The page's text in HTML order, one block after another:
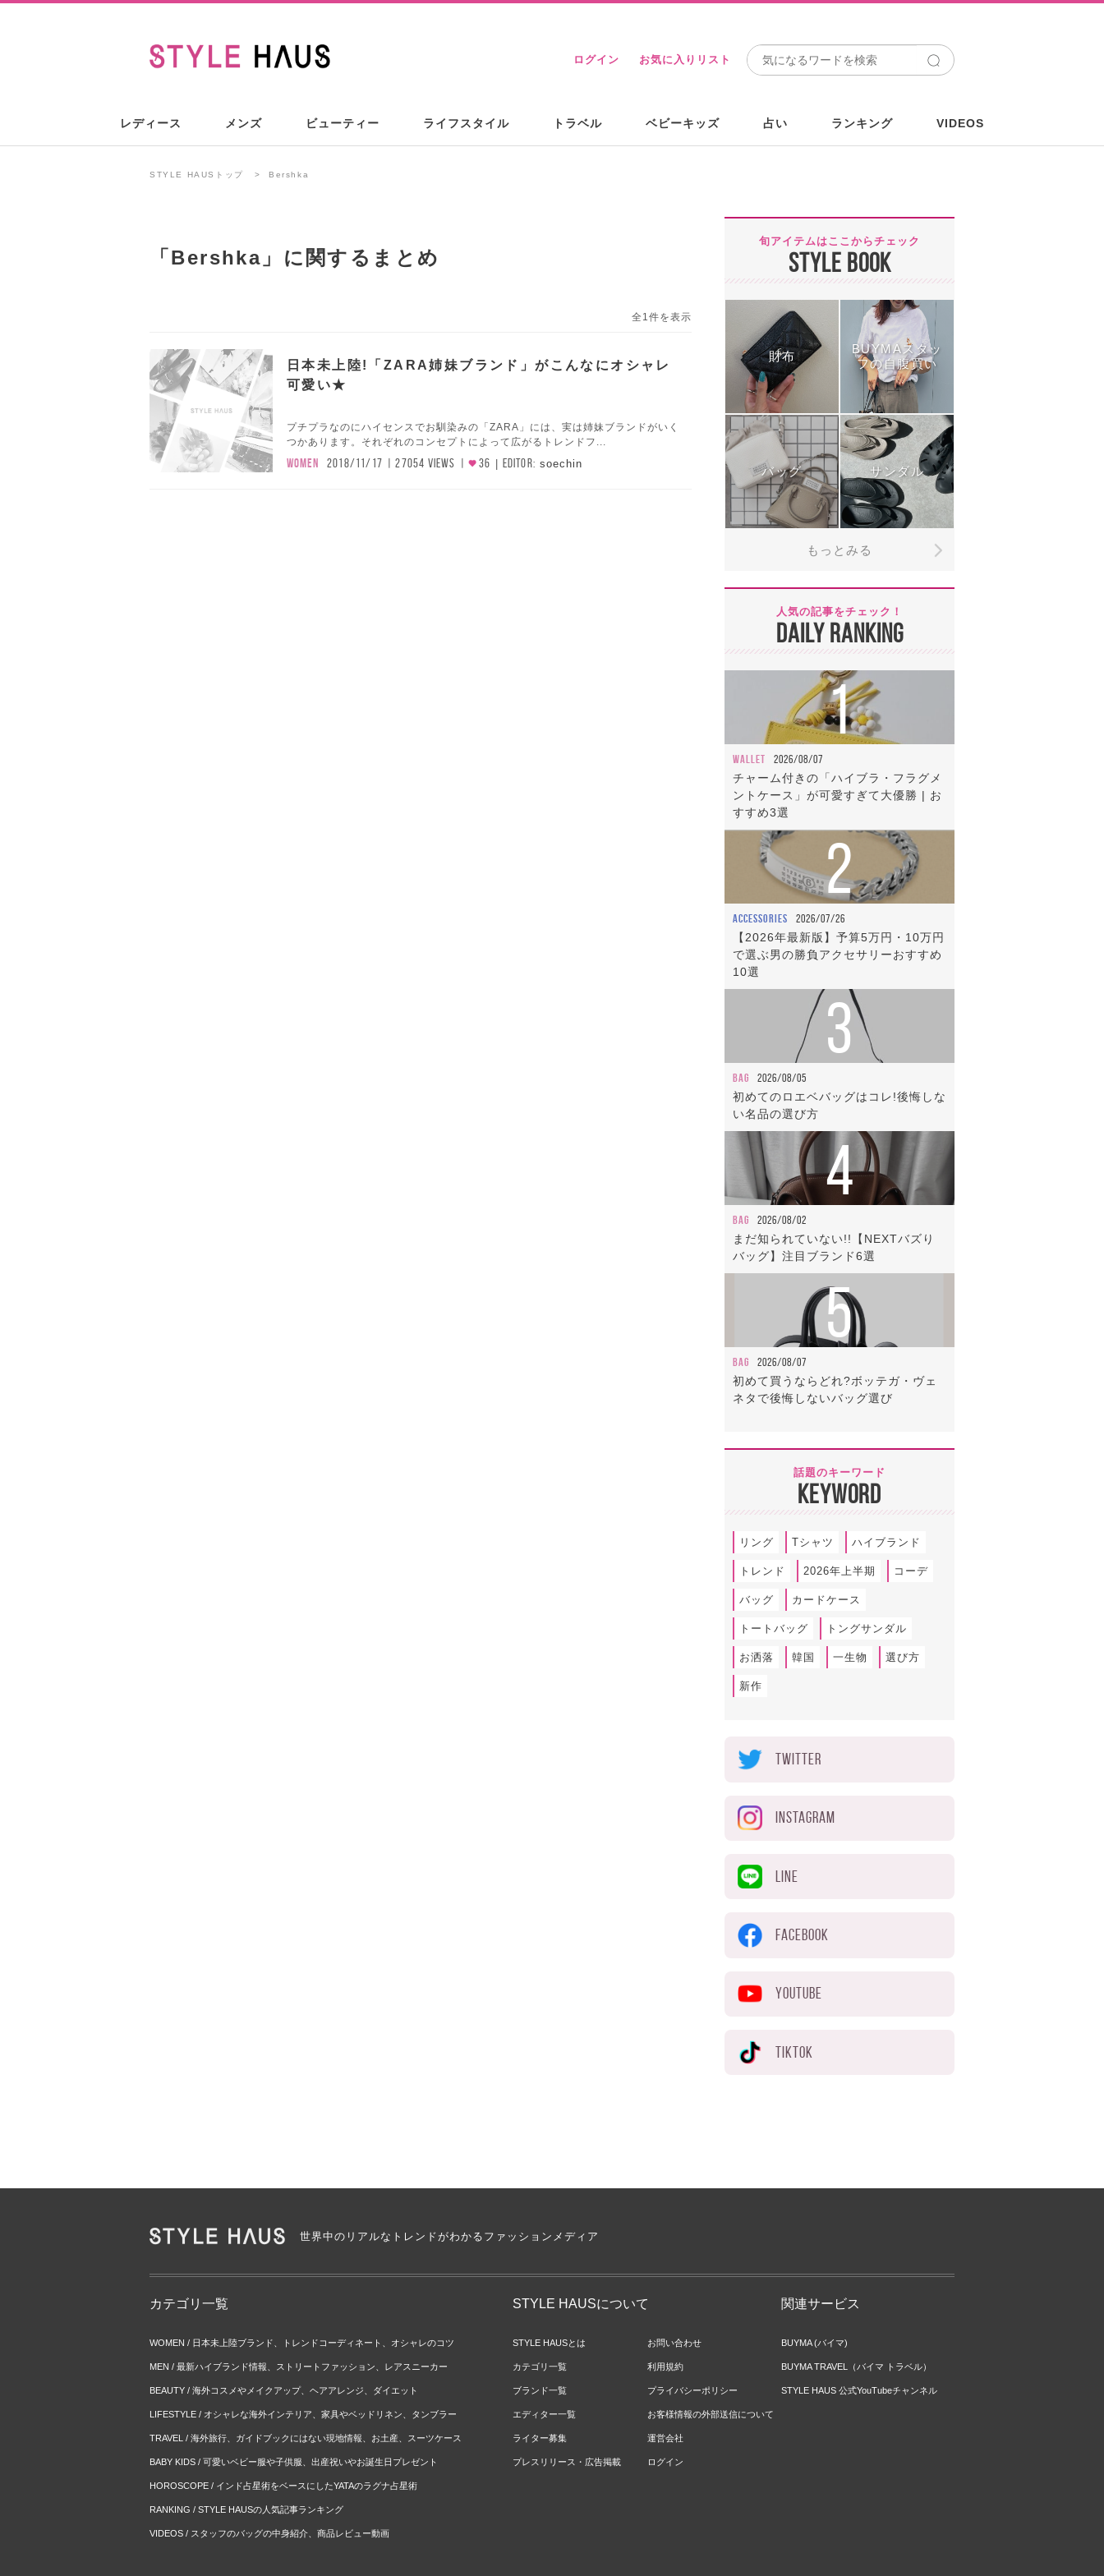
ログイン お気に入りリスト
レディース メンズ ビューティー ライフスタイル トラベル ベビーキッズ 占い ランキング VIDEOS
STYLE HAUSトップ Bershka
「Bershka 」に関するまとめ
全1件を表示
日本未上陸!「ZARA姉妹ブランド」がこんなにオシャレ
可愛い★
プチプラなのにハイセンスでお馴染みの「ZARA」には、実は姉妹ブランドがいく
つかあります。それぞれのコンセプトによって広がるトレンドフ...
WOMEN 2018/11/17 27054 VIEWS 36 EDITOR: soechin
旬アイテムはここからチェック
STYLE BOOK
財布
BUYMAスタッ
フの自腹買い
バッグ サンダル
もっとみる
人気の記事をチェック！
DAILY RANKING
1
WALLET 2026/08/07
チャーム付きの「ハイブラ・フラグメ
ントケース」が可愛すぎて大優勝 | お
すすめ3選
2
ACCESSORIES 2026/07/26
【2026年最新版】予算5万円・10万円
で選ぶ男の勝負アクセサリーおすすめ
10選
3
BAG 2026/08/05
初めてのロエベバッグはコレ!後悔しな
い名品の選び方
4
BAG 2026/08/02
まだ知られていない!!【NEXTバズり
バッグ】注目ブランド6選
5
BAG 2026/08/07
初めて買うならどれ?ボッテガ・ヴェ
ネタで後悔しないバッグ選び
話題のキーワード
KEYWORD
リング Tシャツ ハイブランド
トレンド 2026年上半期 コーデ
バッグ カードケース
トートバッグ トングサンダル
お洒落 韓国 一生物 選び方
新作
TWITTER
INSTAGRAM
LINE
FACEBOOK
YOUTUBE
TIKTOK
世界中のリアルなトレンドがわかるファッションメディア
カテゴリ一覧
WOMEN / 日本未上陸ブランド、トレンドコーディネート、オシャレのコツ
MEN / 最新ハイブランド情報、ストリートファッション、レアスニーカー
BEAUTY / 海外コスメやメイクアップ、ヘアアレンジ、ダイエット
LIFESTYLE / オシャレな海外インテリア、家具やベッドリネン、タンブラー
TRAVEL / 海外旅行、ガイドブックにはない現地情報、お土産、スーツケース
BABY KIDS / 可愛いベビー服や子供服、出産祝いやお誕生日プレゼント
HOROSCOPE / インド占星術をベースにしたYATAのラグナ占星術
RANKING / STYLE HAUSの人気記事ランキング
VIDEOS / スタッフのバッグの中身紹介、商品レビュー動画
STYLE HAUSについて
STYLE HAUSとは
カテゴリ一覧
ブランド一覧
エディター一覧
ライター募集
プレスリリース・広告掲載
お問い合わせ
利用規約
プライバシーポリシー
お客様情報の外部送信について
運営会社
ログイン
関連サービス
BUYMA (バイマ)
BUYMA TRAVEL（バイマ トラベル）
STYLE HAUS 公式YouTubeチャンネル